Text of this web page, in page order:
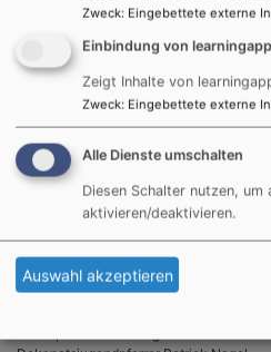
Sa, 14.11.
Crosspoint
Jugendgottesdienst
Dich erwartet ein Jugendgottesdienst,
Zweck: Eingebettete externe
Einbindung von
Zeigt Inhalte von
Zweck: Eingebettete externe
Alle Dienste umschalten
Diesen Schalter nutzen, um
aktivieren/deaktivieren.
Auswahl akzeptieren